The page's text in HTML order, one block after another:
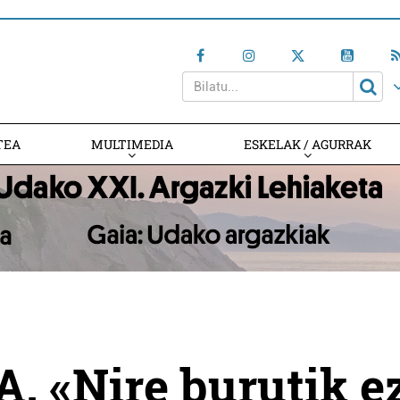
MULTIMEDIA ESKELAK / AGURRAK
«Nire burutik